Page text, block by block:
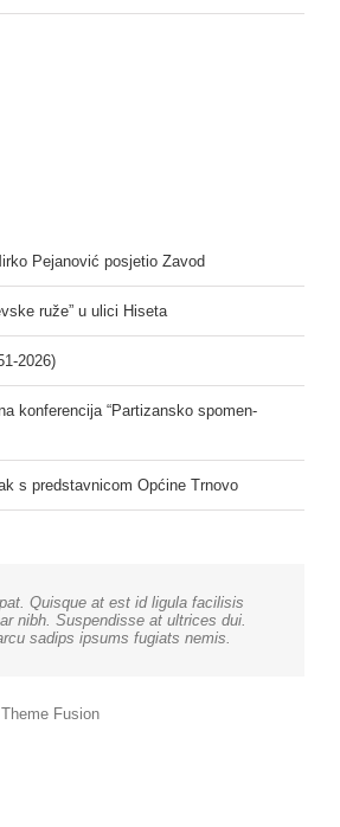
Pejanović posjetio Zavod
ruže” u ulici Hiseta
2026)
konferencija “Partizansko spomen-
s predstavnicom Općine Trnovo
Quisque at est id ligula facilisis
nibh. Suspendisse at ultrices dui.
sadips ipsums fugiats nemis.
Theme Fusion